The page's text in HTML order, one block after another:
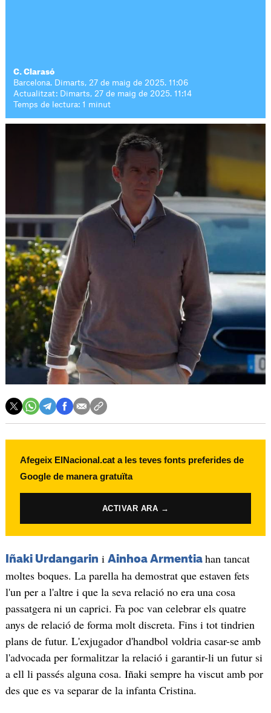
C. Clarasó
Barcelona. Dimarts, 27 de maig de 2025. 11:06
Actualitzat: Dimarts, 27 de maig de 2025. 11:14
Temps de lectura: 1 minut
Afegeix ElNacional.cat a les teves fonts preferides de
Google de manera gratuïta
ACTIVAR ARA →
Iñaki Urdangarin i Ainhoa Armentia han tancat
moltes boques. La parella ha demostrat que estaven fets
l'un per a l'altre i que la seva relació no era una cosa
passatgera ni un caprici. Fa poc van celebrar els quatre
anys de relació de forma molt discreta. Fins i tot tindrien
plans de futur. L'exjugador d'handbol voldria casar-se amb
l'advocada per formalitzar la relació i garantir-li un futur si
a ell li passés alguna cosa. Iñaki sempre ha viscut amb por
des que es va separar de la infanta Cristina.